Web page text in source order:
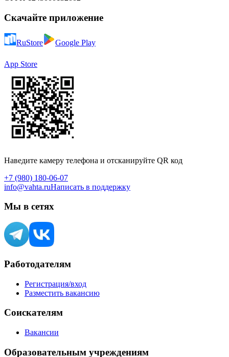
Скачайте приложение
RuStore Google Play
App Store
Наведите камеру телефона и отсканируйте QR код
+7 (980) 180-06-07
info@vahta.ruНаписать в поддержку
Мы в сетях
Работодателям
Регистрация/вход
Разместить вакансию
Соискателям
Вакансии
Образовательным учреждениям